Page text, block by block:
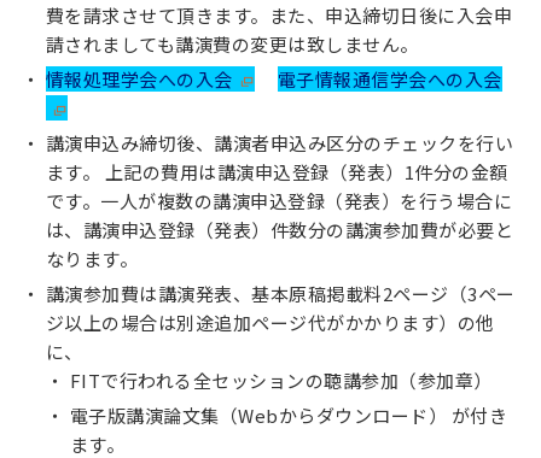
費を請求させて頂きます。また、申込締切日後に入会申
請されましても講演費の変更は致しません。
情報処理学会への入会
電子情報通信学会への入会
講演申込み締切後、講演者申込み区分のチェックを行い
ます。 上記の費用は講演申込登録（発表）1件分の金額
です。一人が複数の講演申込登録（発表）を行う場合に
は、講演申込登録（発表）件数分の講演参加費が必要と
なります。
講演参加費は講演発表、基本原稿掲載料2ページ（3ペー
ジ以上の場合は別途追加ページ代がかかります）の他
に、
FITで行われる全セッションの聴講参加（参加章）
電子版講演論文集（Webからダウンロード） が付き
ます。